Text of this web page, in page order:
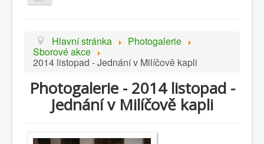
navigaci
Hlavní stránka Photogalerie
Sborové akce
2014 listopad - Jednání v Milíčově kapli
Photogalerie - 2014 listopad -
Jednání v Milíčově kapli